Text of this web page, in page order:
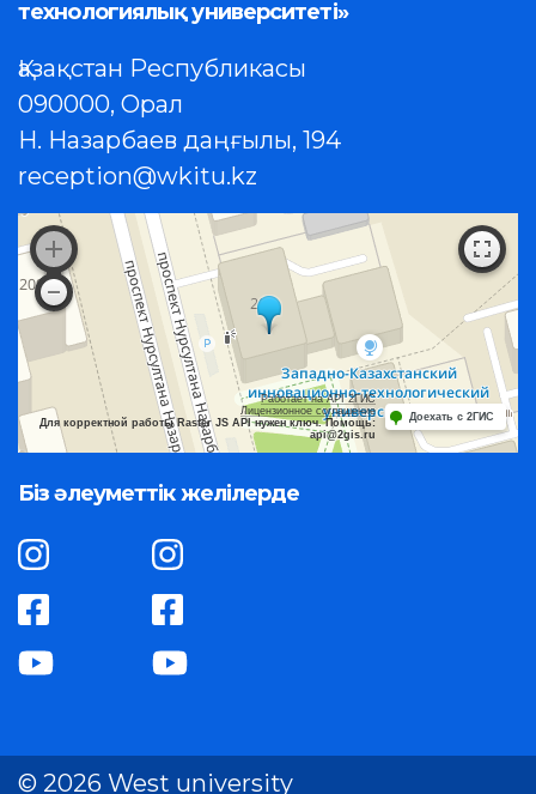
технологиялық университеті»
Қазақстан Республикасы
090000, Орал
Н. Назарбаев даңғылы, 194
reception@wkitu.kz
Работает на API 2ГИС
Лицензионное соглашение
Для корректной работы Raster JS API нужен ключ. Помощь:
api@2gis.ru
Доехать с 2ГИС
Біз әлеуметтік желілерде
© 2026 West university